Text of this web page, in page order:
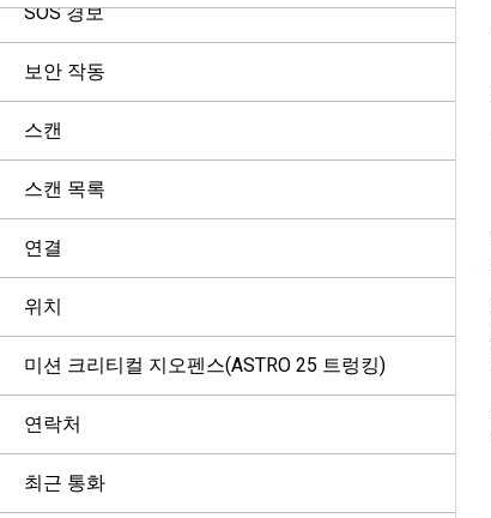
SOS 경보
보안 작동
스캔
스캔 목록
연결
위치
미션 크리티컬 지오펜스(ASTRO 25 트렁킹)
연락처
최근 통화